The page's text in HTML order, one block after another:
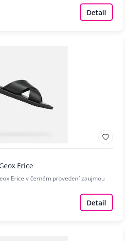
Detail
Erice
Erice v černém provedení zaujmou
Detail